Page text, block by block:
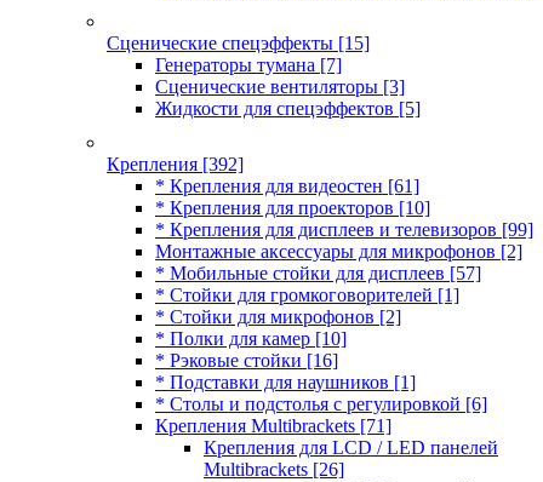
Сценические спецэффекты [15]
Генераторы тумана [7]
Сценические вентиляторы [3]
Жидкости для спецэффектов [5]
Крепления [392]
* Крепления для видеостен [61]
* Крепления для проекторов [10]
* Крепления для дисплеев и телевизоров [99]
Монтажные аксессуары для микрофонов [2]
* Мобильные стойки для дисплеев [57]
* Стойки для громкоговорителей [1]
* Стойки для микрофонов [2]
* Полки для камер [10]
* Рэковые стойки [16]
* Подставки для наушников [1]
* Столы и подстолья с регулировкой [6]
Крепления Multibrackets [71]
Крепления для LCD / LED панелей
Multibrackets [26]